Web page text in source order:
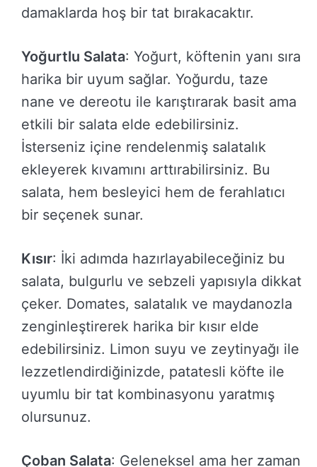
damaklarda hoş bir tat bırakacaktır.
Yoğurtlu Salata: Yoğurt, köftenin yanı sıra
harika bir uyum sağlar. Yoğurdu, taze
nane ve dereotu ile karıştırarak basit ama
etkili bir salata elde edebilirsiniz.
İsterseniz içine rendelenmiş salatalık
ekleyerek kıvamını arttırabilirsiniz. Bu
salata, hem besleyici hem de ferahlatıcı
bir seçenek sunar.
Kısır: İki adımda hazırlayabileceğiniz bu
salata, bulgurlu ve sebzeli yapısıyla dikkat
çeker. Domates, salatalık ve maydanozla
zenginleştirerek harika bir kısır elde
edebilirsiniz. Limon suyu ve zeytinyağı ile
lezzetlendirdiğinizde, patatesli köfte ile
uyumlu bir tat kombinasyonu yaratmış
olursunuz.
Çoban Salata: Geleneksel ama her zaman